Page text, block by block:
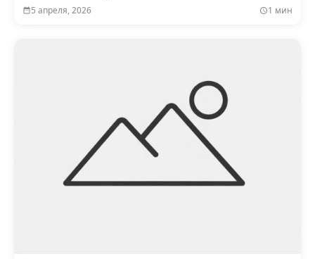
5 апреля, 2026 1 мин